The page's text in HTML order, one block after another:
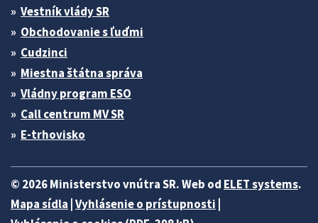
Vestník vlády SR
Obchodovanie s ľuďmi
Cudzinci
Miestna štátna správa
Vládny program ESO
Call centrum MV SR
E-trhovisko
© 2026 Ministerstvo vnútra SR. Web od ELET systems.
Mapa sídla Vyhlásenie o prístupnosti